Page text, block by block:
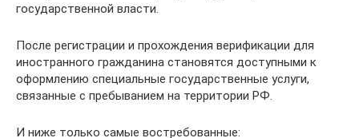
государственной власти.
После регистрации и прохождения верификации для
иностранного гражданина становятся доступными к
оформлению специальные государственные услуги,
связанные с пребыванием на территории РФ.
И ниже только самые востребованные: